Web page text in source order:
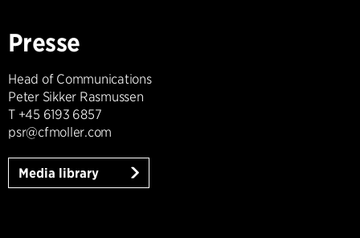
Presse
Head of Communications
Peter Sikker Rasmussen
T +45 6193 6857
psr@cfmoller.com
Media library